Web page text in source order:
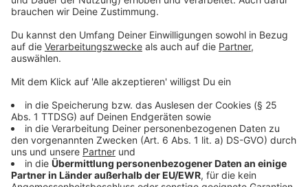
Anstehende Termine
Anzeige
Mo 03. Schwelm 17:00 - 20:00 Uhr
Märkisches Gymnasium, Präsidentenstr. 1
Mo 03. Gevelsberg 15:30 - 19:00 Uhr